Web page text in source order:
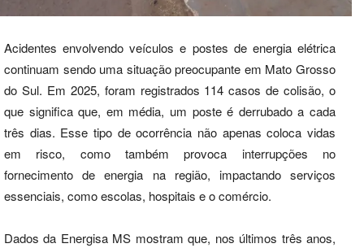
Acidentes envolvendo veículos e postes de energia elétrica
continuam sendo uma situação preocupante em Mato Grosso
do Sul. Em 2025, foram registrados 114 casos de colisão, o
que significa que, em média, um poste é derrubado a cada
três dias. Esse tipo de ocorrência não apenas coloca vidas
em risco, como também provoca interrupções no
fornecimento de energia na região, impactando serviços
essenciais, como escolas, hospitais e o comércio.
Dados da Energisa MS mostram que, nos últimos três anos,